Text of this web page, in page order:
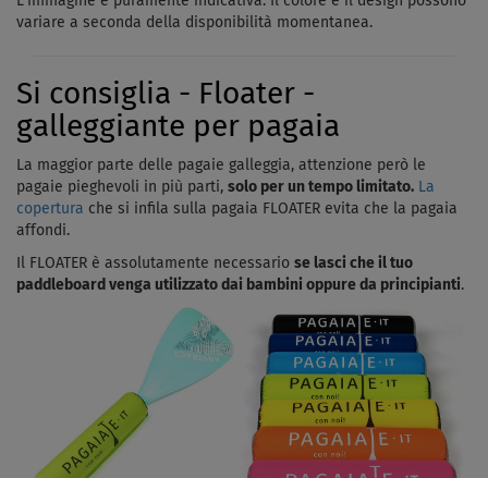
che si creino danni all'inserto o all'intero galleggiante.
acquistarlo separatamente.
variare a seconda della disponibilità momentanea.
Si consiglia - Floater -
galleggiante per pagaia
La maggior parte delle pagaie galleggia, attenzione però le
pagaie pieghevoli in più parti, solo per un tempo limitato. La
copertura che si infila sulla pagaia FLOATER evita che la pagaia
affondi.
Il FLOATER è assolutamente necessario se lasci che il tuo
paddleboard venga utilizzato dai bambini oppure da principianti.